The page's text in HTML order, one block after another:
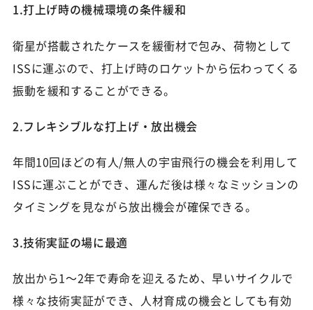
1.打上げ時の機械環境の条件緩和
衛星が搭載されたケースを緩衝材で包み、荷物として
ISSに運ぶので、打上げ時のロケットから伝わってくる
振動を緩和することができる。
2.フレキシブルな打上げ・放出機会
年間10回ほどの有人/無人の宇宙飛行の機会を利用して
ISSに運ぶことができ、運んだ後は様々なミッションの
タイミングを見ながら放出機会が確保できる。
3.技術実証の場に最適
放出から1〜2年で寿命を迎えるため、早いサイクルで
様々な技術実証ができ、人材育成の機会としても有効